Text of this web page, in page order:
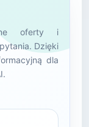
oferty i
Dzięki
dla